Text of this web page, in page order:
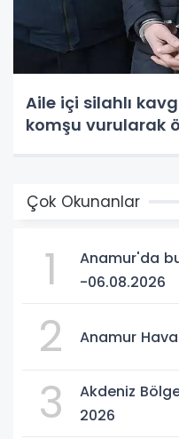
Aile içi silahlı
komşu vurularak
Çok Okunanlar
1
Anamur'da
-06.08.2026
2 Anamur
3
Akdeniz
2026